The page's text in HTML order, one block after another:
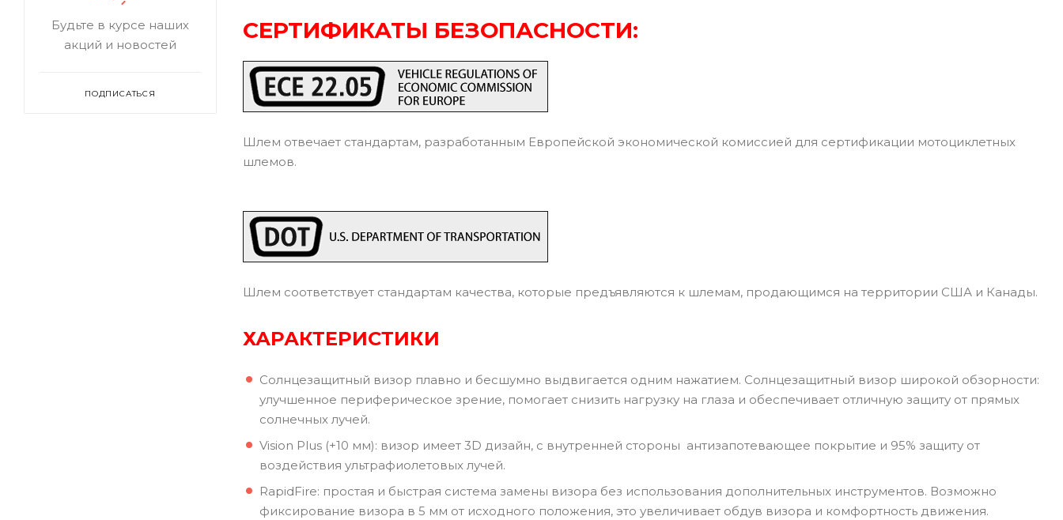
СЕРТИФИКАТЫ БЕЗОПАСНОСТИ:
Шлем отвечает стандартам, разработанным Европейской экономической комиссией для сертификации мотоциклетных
шлемов.
Шлем соответствует стандартам качества, которые предъявляются к шлемам, продающимся на территории США и Канады.
ХАРАКТЕРИСТИКИ
Солнцезащитный визор плавно и бесшумно выдвигается одним нажатием. Солнцезащитный визор широкой обзорности:
улучшенное периферическое зрение, помогает снизить нагрузку на глаза и обеспечивает отличную защиту от прямых
солнечных лучей.
Vision Plus (+10 мм): визор имеет 3D дизайн, с внутренней стороны антизапотевающее покрытие и 95% защиту от
воздействия ультрафиолетовых лучей.
RapidFire: простая и быстрая система замены визора без использования дополнительных инструментов. Возможно
фиксирование визора в 5 мм от исходного положения, это увеличивает обдув визора и комфортность движения.
Будьте в курсе наших
акций и новостей
ПОДПИСАТЬСЯ